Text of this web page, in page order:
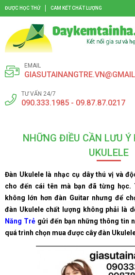
ĐƯỢC HỌC THỬ CAM KẾT CHẤT LƯỢNG
EMAIL
TƯ VẤN 24/7
090.333.1985 - 09.87.87.0217
NHỮNG ĐIỀU CẦN LƯU
UKULELE
Đàn Ukulele là nhạc cụ dây thú vị và
cho đến cái tên mà bạn đã từng học.
không lớn hơn đàn Guitar nhưng để
đàn Ukulele chất lượng không phải là
Năng Trẻ gửi đến bạn những thông tin
quá trình chọn mua được cây đàn